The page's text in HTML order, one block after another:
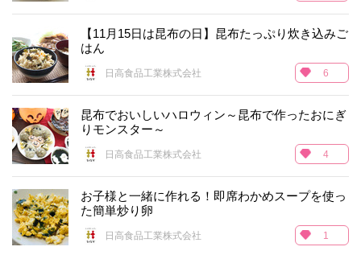
【11月15日は昆布の日】昆布たっぷり炊き込みご
はん
日高食品工業株式会社 6
昆布でおいしいハロウィン～昆布で作ったおにぎ
りモンスター～
日高食品工業株式会社 4
お子様と一緒に作れる！即席わかめスープを使っ
た簡単炒り卵
日高食品工業株式会社 1